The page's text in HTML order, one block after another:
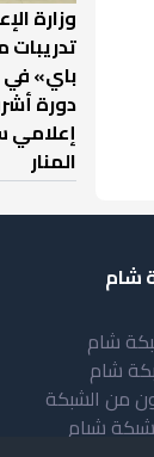
وزارة
تدريبات
باي» في
دورة
إعلامي
المنار
شام
شام
شام
من الشبكة
شبام